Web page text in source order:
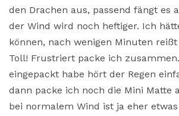
den Drachen aus, passend fängt es
der Wind wird noch heftiger. Ich
können, nach wenigen Minuten reißt
Toll! Frustriert packe ich
eingepackt habe hört der Regen
dann packe ich noch die Mini Matte
bei normalem Wind ist ja eher